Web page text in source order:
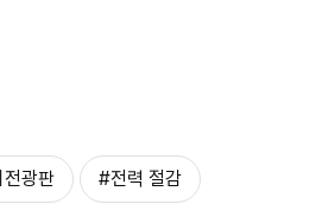
광판 #전력 절감